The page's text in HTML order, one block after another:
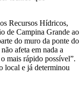
Recursos Hídricos,
de Campina Grande ao
do muro da ponte do
afeta em nada a
mais rápido possível”.
local e já determinou